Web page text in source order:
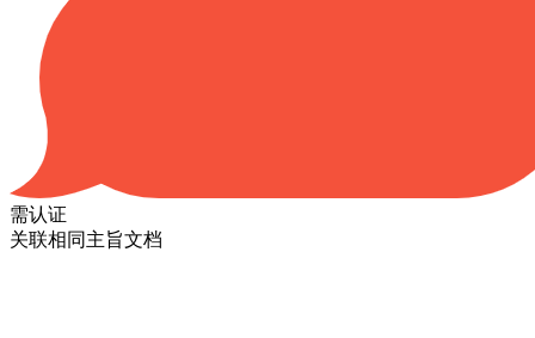
需认证
关联相同主旨文档